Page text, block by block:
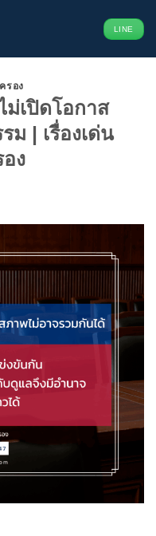
LINE
รอง
ม่เปิดโอกาส
ม | เรื่องเด่น
ง